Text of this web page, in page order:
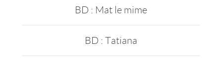
BD : Mat le mime
BD : Tatiana